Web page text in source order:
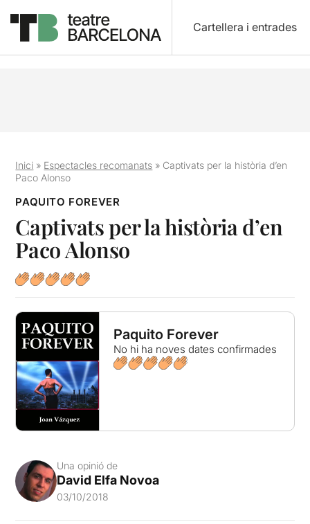
Cartellera i entrades
Inici » Espectacles recomanats » Captivats per la història d’en
Paco Alonso
PAQUITO FOREVER
Captivats per la història d’en
Paco Alonso
Paquito Forever
No hi ha noves dates confirmades
Una opinió de
David Elfa Novoa
03/10/2018